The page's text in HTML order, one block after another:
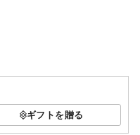
ギフトを贈る